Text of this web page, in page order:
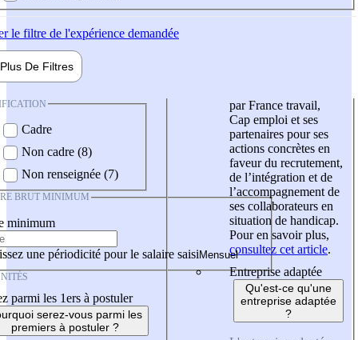
le filtre de l'expérience demandée
Plus De Filtres
Cadre
Non cadre (8)
Non renseignée (7)
BRUT MINIMUM
minimum
une périodicité pour le salaire saisi
parmi les 1ers à postuler
serez-vous parmi les
premiers à postuler ?
par France travail,
Cap emploi et ses
partenaires pour ses
actions concrètes en
faveur du recrutement,
de l’intégration et de
l’accompagnement de
ses collaborateurs en
situation de handicap.
Pour en savoir plus,
consultez cet article.
Entreprise adaptée
Qu'est-ce qu'une
entreprise adaptée
?